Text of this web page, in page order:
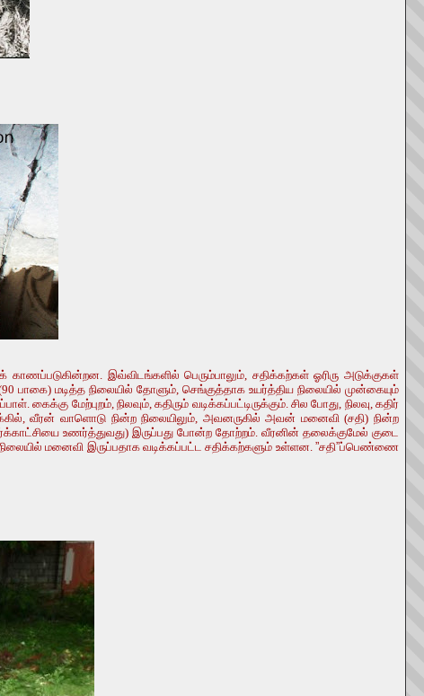
காணப்படுகின்றன. இவ்விடங்களில் பெரும்பாலும், சதிக்கற்கள் ஓரிரு அடுக்குகள்
மடித்த நிலையில் தோளும், செங்குத்தாக உயர்த்திய நிலையில் முன்கையும்
மேற்புறம், நிலவும், கதிரும் வடிக்கப்பட்டிருக்கும். சில போது, நிலவு, கதிர்
வீரன் வாளொடு நின்ற நிலையிலும், அவனருகில் அவன் மனைவி (சதி) நின்ற
உணர்த்துவது) இருப்பது போன்ற தோற்றம். வீரனின் தலைக்குமேல் குடை
மனைவி இருப்பதாக வடிக்கப்பட்ட சதிக்கற்களும் உள்ளன. ”சதி”ப்பெண்ணை